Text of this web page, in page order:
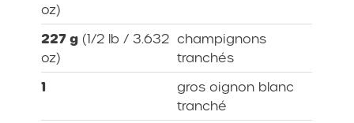
oz)
227 g (1/2 lb / 3.632
oz)
champignons
tranchés
1
gros oignon blanc
tranché